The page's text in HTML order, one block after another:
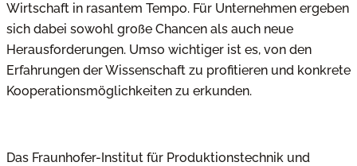
Wirtschaft in rasantem Tempo. Für Unternehmen ergeben
sich dabei sowohl große Chancen als auch neue
Herausforderungen. Umso wichtiger ist es, von den
Erfahrungen der Wissenschaft zu profitieren und konkrete
Kooperationsmöglichkeiten zu erkunden.
Das Fraunhofer-Institut für Produktionstechnik und